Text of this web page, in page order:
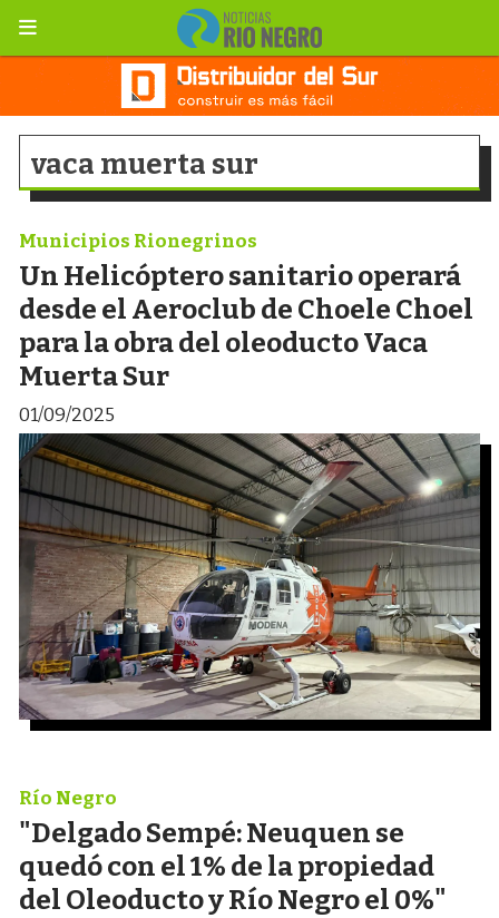
vaca muerta sur
Un Helicóptero sanitario operará
desde el Aeroclub de Choele Choel
para la obra del oleoducto Vaca
Muerta Sur
Municipios Rionegrinos
01/09/2025
"Delgado Sempé: Neuquen se
quedó con el 1% de la propiedad
del Oleoducto y Río Negro el 0%"
Río Negro